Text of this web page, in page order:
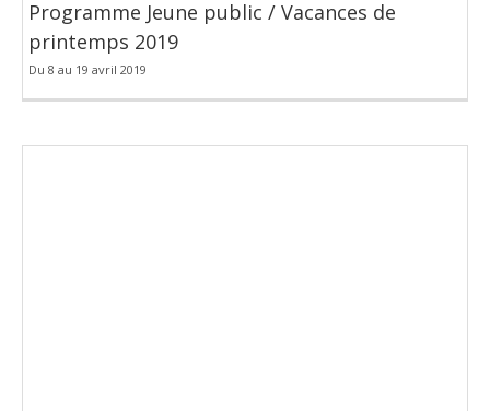
Programme Jeune public / Vacances de
printemps 2019
Du 8 au 19 avril 2019